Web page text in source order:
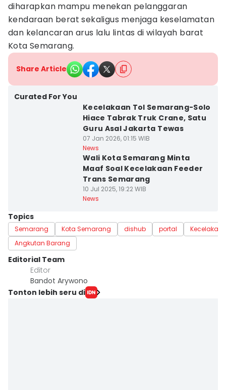
diharapkan mampu menekan pelanggaran
kendaraan berat sekaligus menjaga keselamatan
dan kelancaran arus lalu lintas di wilayah barat
Kota Semarang.
Share Article
Curated For You
Kecelakaan Tol Semarang-Solo
Hiace Tabrak Truk Crane, Satu
Guru Asal Jakarta Tewas
07 Jan 2026, 01:15 WIB
News
Wali Kota Semarang Minta
Maaf Soal Kecelakaan Feeder
Trans Semarang
10 Jul 2025, 19:22 WIB
News
Topics
Semarang Kota Semarang dishub portal
Angkutan Barang
Editorial Team
Editor
Bandot Arywono
Tonton lebih seru di